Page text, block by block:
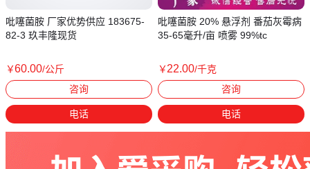
吡噻菌胺 厂家优势供应 183675-
82-3 玖丰隆现货
￥60.00/公斤
咨询
电话
吡噻菌胺 20% 悬浮剂 番茄灰霉病
35-65毫升/亩 喷雾 99%tc
￥22.00/千克
咨询
电话